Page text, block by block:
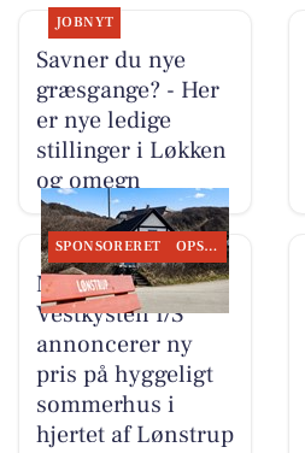
JOBNYT
Savner du nye
græsgange? - Her
er nye ledige
stillinger i Løkken
og omegn
SPONSORERET OPSLAGSTAVLEN
Mæglerhuset
Vestkysten I/S
annoncerer ny
pris på hyggeligt
sommerhus i
hjertet af Lønstrup